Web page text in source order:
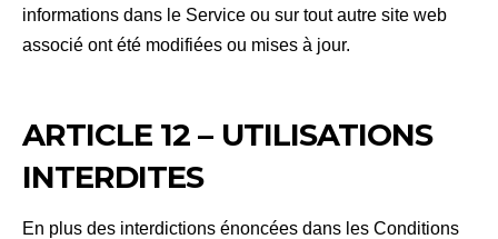
informations dans le Service ou sur tout autre site web
associé ont été modifiées ou mises à jour.
ARTICLE 12 – UTILISATIONS
INTERDITES
En plus des interdictions énoncées dans les Conditions